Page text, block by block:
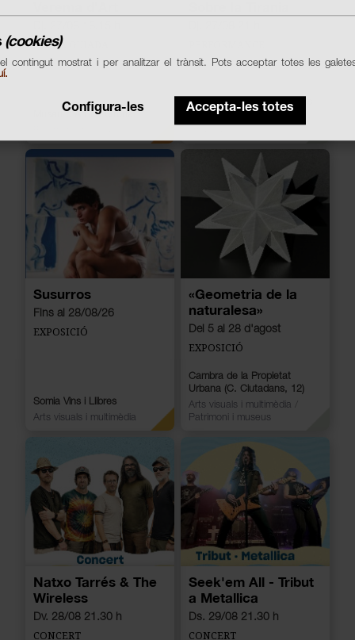
(cookies)
contingut mostrat i per analitzar el trànsit. Pots acceptar totes les
Configura-les Accepta-les totes
VISITA GUIADA
Museu d'Art de Girona
Museu d'Història dels Jueus
Susurros
Fins al 28/08/26
EXPOSICIÓ
Somia Vins i Llibres
Arts visuals i multimèdia
«Geometria de la
naturalesa»
Del 5 al 28 d'agost
EXPOSICIÓ
Cambra de la Propietat
Urbana (C. Ciutadans, 12)
Arts visuals i multimèdia
Patrimoni i museus
Natxo Tarrés & The
Wireless
Dv. 28/08 21.30 h
CONCERT
Seek'em All - Tribut
a Metallica
Ds. 29/08 21.30 h
CONCERT